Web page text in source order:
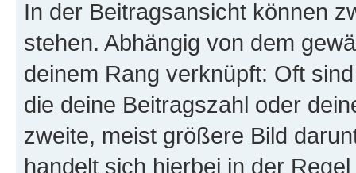
In der Beitragsansicht können
stehen. Abhängig von dem
deinem Rang verknüpft: Oft
die deine Beitragszahl oder
zweite, meist größere Bild
handelt sich hierbei in der